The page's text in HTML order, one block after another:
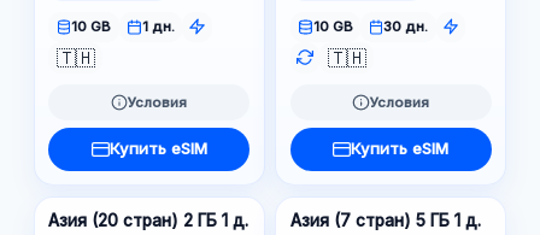
10 GB 1 дн.
🇹🇭
Условия
Купить eSIM
10 GB 30 дн.
🇹🇭
Условия
Купить eSIM
Азия (20 стран) 2 ГБ 1 д. Азия (7 стран) 5 ГБ 1 д.